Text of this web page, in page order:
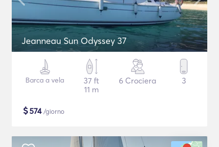
Jeanneau Sun Odyssey 37
Barca a vela
37 ft
11 m
6 Crociera 3
$574/giorno